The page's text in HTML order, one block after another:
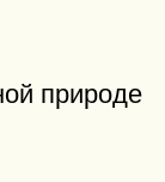
природе